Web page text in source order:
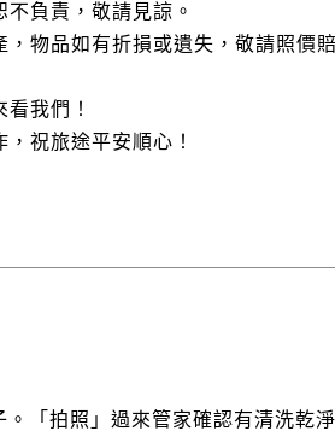
負責，敬請見諒。
物品如有折損或遺失，敬請照價賠
我們！
祝旅途平安順心！
「拍照」過來管家確認有清洗乾